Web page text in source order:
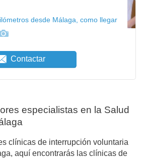
desde Málaga, como llegar
Contactar
especialistas en la Salud
clínicas de interrupción voluntaria
aquí encontrarás las clínicas de